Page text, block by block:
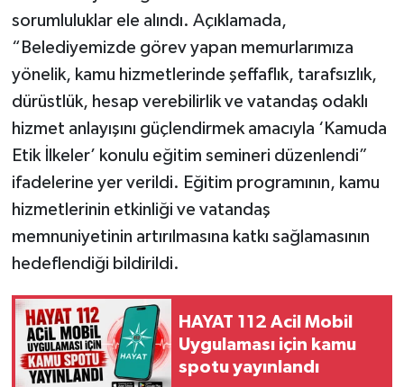
sorumluluklar ele alındı. Açıklamada,
“Belediyemizde görev yapan memurlarımıza
yönelik, kamu hizmetlerinde şeffaflık, tarafsızlık,
dürüstlük, hesap verebilirlik ve vatandaş odaklı
hizmet anlayışını güçlendirmek amacıyla ‘Kamuda
Etik İlkeler’ konulu eğitim semineri düzenlendi”
ifadelerine yer verildi. Eğitim programının, kamu
hizmetlerinin etkinliği ve vatandaş
memnuniyetinin artırılmasına katkı sağlamasının
hedeflendiği bildirildi.
HAYAT 112 Acil Mobil
Uygulaması için kamu
spotu yayınlandı